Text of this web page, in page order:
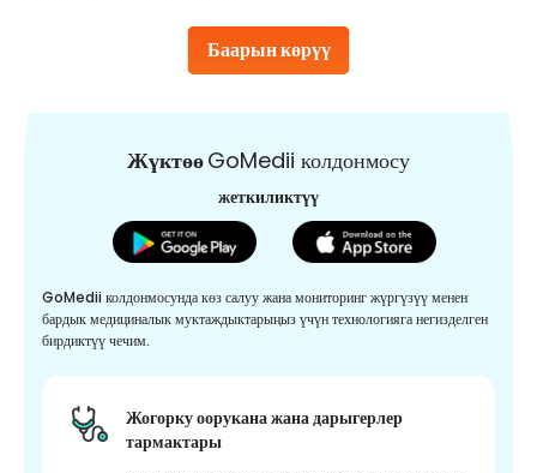
Баарын көрүү
ЖүктөөGoMedii колдонмосу
жеткиликтүү
GoMedii колдонмосунда көз салуу жана мониторинг жүргүзүү менен
бардык медициналык муктаждыктарыңыз үчүн технологияга негизделген
бирдиктүү чечим.
Жогорку оорукана жана дарыгерлер
тармактары